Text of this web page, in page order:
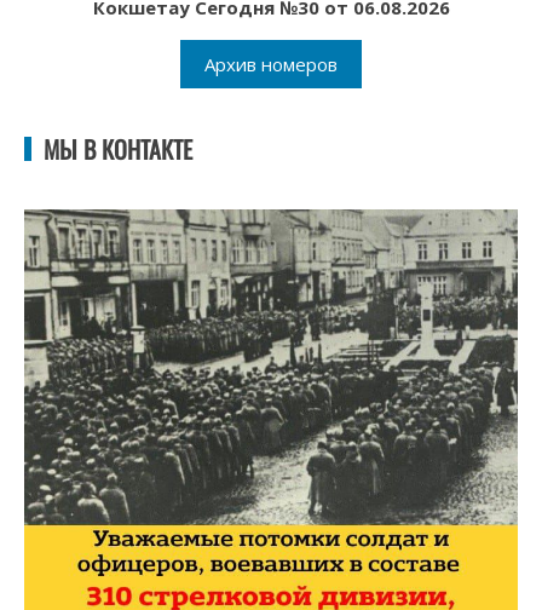
Кокшетау Сегодня №30 от 06.08.2026
Архив номеров
МЫ В КОНТАКТЕ